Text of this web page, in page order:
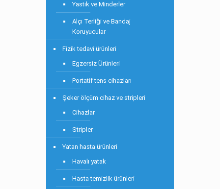
Yastık ve Minderler
Alçı Terliği ve Bandaj
Koruyucular
Fizik tedavi ürünleri
Egzersiz Ürünleri
Portatif tens cihazları
Şeker ölçüm cihaz ve stripleri
Cihazlar
Stripler
Yatan hasta ürünleri
Havalı yatak
Hasta temizlik ürünleri